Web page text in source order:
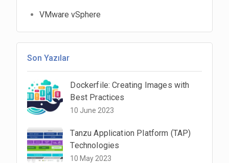
VMware vSphere
Son Yazılar
Dockerfile: Creating Images with
Best Practices
10 June 2023
Tanzu Application Platform (TAP)
Technologies
10 May 2023